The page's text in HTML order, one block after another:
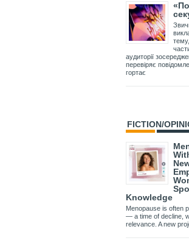
аудиторії
перевіряє
гортає
FICTION/
Knowledge
Menopause is often
— a time of decline,
relevance. A new